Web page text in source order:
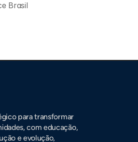
Brasil
para transformar
com educação,
e evolução,